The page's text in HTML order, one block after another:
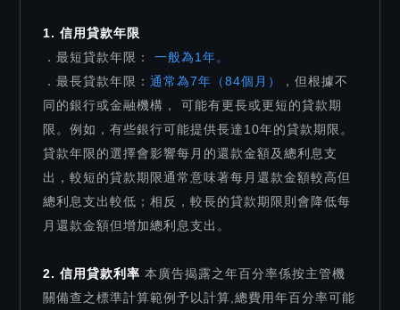
1. 信用貸款年限
．最短貸款年限：
一般為1年。
．最長貸款年限：通常為7年（84個月）
，但根據不
同的銀行或金融機構， 可能有更長或更短的貸款期
限。例如，有些銀行可能提供長達10年的貸款期限。
貸款年限的選擇會影響每月的還款金額及總利息支
出，較短的貸款期限通常意味著每月還款金額較高但
總利息支出較低；相反，較長的貸款期限則會降低每
月還款金額但增加總利息支出。
2. 信用貸款利率本廣告揭露之年百分率係按主管機
關備查之標準計算範例予以計算,總費用年百分率可能